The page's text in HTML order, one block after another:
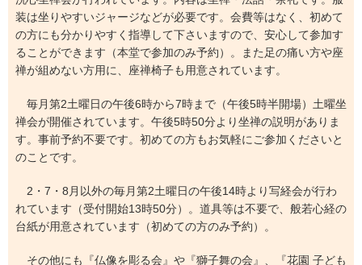
装は坐りやすいジャージなどが必要です。会費等はなく、初めて
の方にも分かりやすく指導して下さいますので、安心して参加す
ることができます（本堂で参加のみ予約）。また足の痛い方や座
禅が組めない方用に、座禅椅子も用意されています。
毎月第2土曜日の午後6時から7時まで（午後5時半開場）土曜坐
禅会が開催されています。午後5時50分より坐禅の説明がありま
す。事前予約不要です。初めての方もお気軽にご参加くださいと
のことです。
2・7・8月以外の毎月第2土曜日の午後14時より写経会が行わ
れています（受付開始13時50分）。道具等は不要で、般若心経の
台紙が用意されています（初めての方のみ予約）。
その他にも『仏像を彫る会』や『獅子舞の会』、『花園 子ども